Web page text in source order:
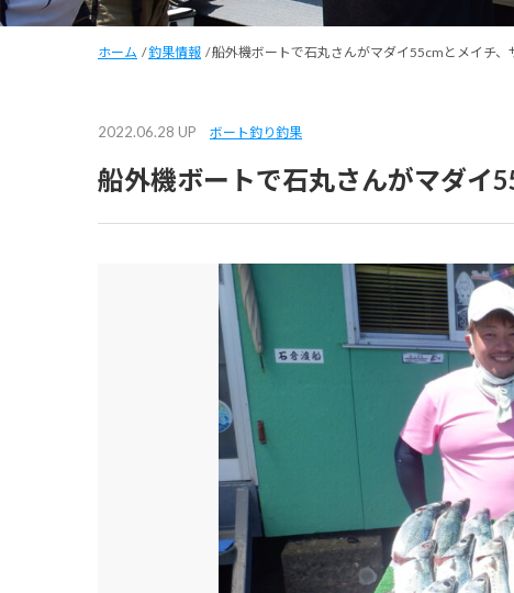
ホーム /釣果情報 /船外機ボートで石丸さんがマダイ55cmとメイチ、
2022.06.28 UP ボート釣り釣果
船外機ボートで石丸さんがマダイ